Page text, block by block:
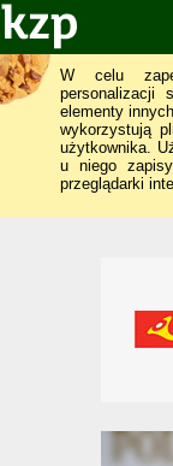
W celu
personalizacji
elementy
wykorzystują
użytkownika.
u niego
przeglądarki